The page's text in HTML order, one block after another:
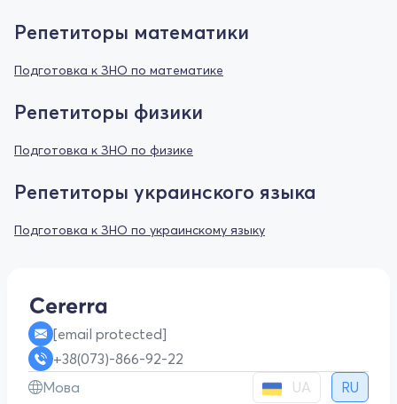
Репетиторы математики
Подготовка к ЗНО по математике
Репетиторы физики
Подготовка к ЗНО по физике
Репетиторы украинского языка
Подготовка к ЗНО по украинскому языку
[email protected]
+38(073)-866-92-22
Мова
UA RU